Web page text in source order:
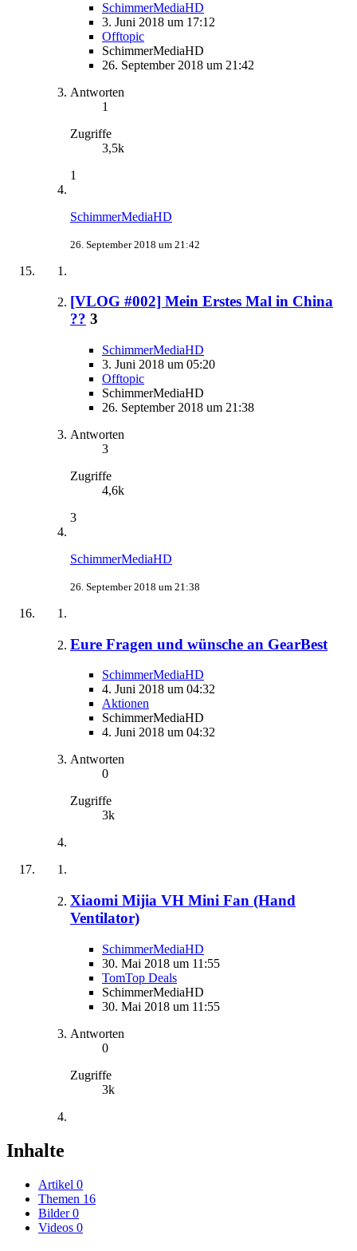
SchimmerMediaHD
3. Juni 2018 um 17:12
Offtopic
SchimmerMediaHD
26. September 2018 um 21:42
Antworten
1
Zugriffe
3,5k
1
SchimmerMediaHD
26. September 2018 um 21:42
[VLOG #002] Mein Erstes Mal in China
?? 3
SchimmerMediaHD
3. Juni 2018 um 05:20
Offtopic
SchimmerMediaHD
26. September 2018 um 21:38
Antworten
3
Zugriffe
4,6k
3
SchimmerMediaHD
26. September 2018 um 21:38
Eure Fragen und wünsche an GearBest
SchimmerMediaHD
4. Juni 2018 um 04:32
Aktionen
SchimmerMediaHD
4. Juni 2018 um 04:32
Antworten
0
Zugriffe
3k
Xiaomi Mijia VH Mini Fan​​ (Hand
Ventilator)
SchimmerMediaHD
30. Mai 2018 um 11:55
TomTop Deals
SchimmerMediaHD
30. Mai 2018 um 11:55
Antworten
0
Zugriffe
3k
Inhalte
Artikel 0
Themen 16
Bilder 0
Videos 0